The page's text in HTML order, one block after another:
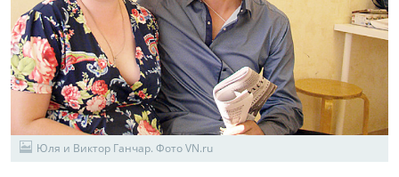
Юля и Виктор Ганчар. Фото VN.ru